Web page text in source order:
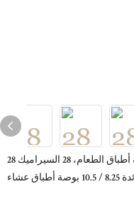
28 السيراميك ريفي أدوات المائدة مجموعة أطباق الطعام، 28 السيراميك